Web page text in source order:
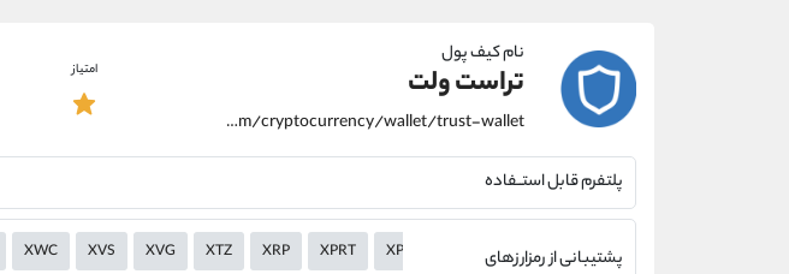
نام کیف پول
تراست ولت
https://alirezamehrabi.com/cryptocurrency/wallet/trust-wallet
امتیاز
پلتفرم قابل استــفاده
پشتیبانی از رمزارزهای XWC XVS XVG XTZ XRP XPRT XPR XLM XHV